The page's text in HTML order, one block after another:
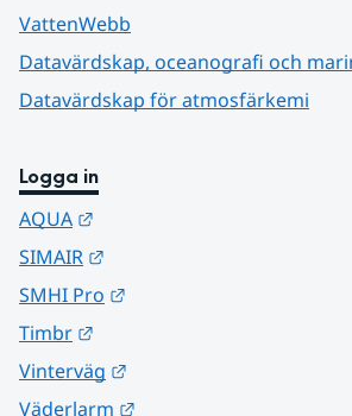
VattenWebb
Datavärdskap, oceanografi och
Datavärdskap för atmosfärkemi
Logga in
AQUA
SIMAIR
SMHI Pro
Timbr
Vinterväg
Väderlarm